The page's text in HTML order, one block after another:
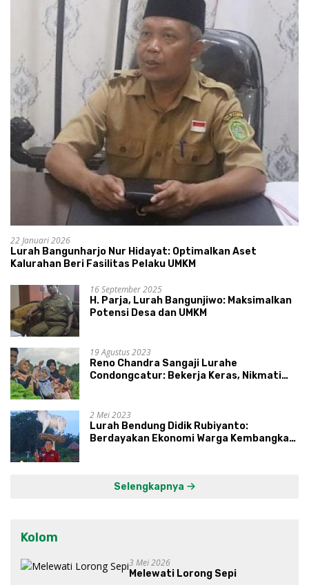
22 Januari 2026
Lurah Bangunharjo Nur Hidayat: Optimalkan Aset
Kalurahan Beri Fasilitas Pelaku UMKM
16 September 2025
H. Parja, Lurah Bangunjiwo: Maksimalkan
Potensi Desa dan UMKM
19 Agustus 2023
Reno Chandra Sangaji Lurahe
Condongcatur: Bekerja Keras, Nikmati
2 Mei 2023
Lurah Bendung Didik Rubiyanto:
Berdayakan Ekonomi Warga Kembangkan
Selengkapnya
Kolom
3 Mei 2026
Melewati Lorong Sepi